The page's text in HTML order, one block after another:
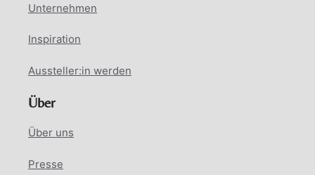
Unternehmen
Inspiration
Aussteller:in werden
Über
Über uns
Presse